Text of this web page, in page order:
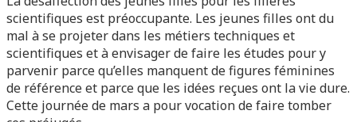
scientifiques est préoccupante. Les jeunes filles ont du
mal à se projeter dans les métiers techniques et
scientifiques et à envisager de faire les études pour y
parvenir parce qu’elles manquent de figures féminines
de référence et parce que les idées reçues ont la vie dure.
Cette journée de mars a pour vocation de faire tomber